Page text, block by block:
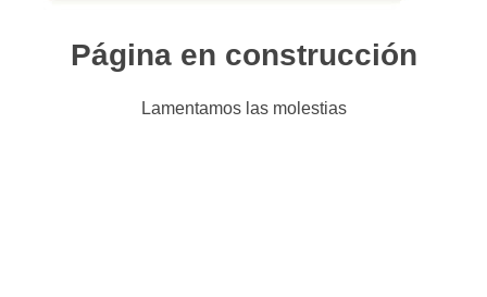
Página en construcción
Lamentamos las molestias